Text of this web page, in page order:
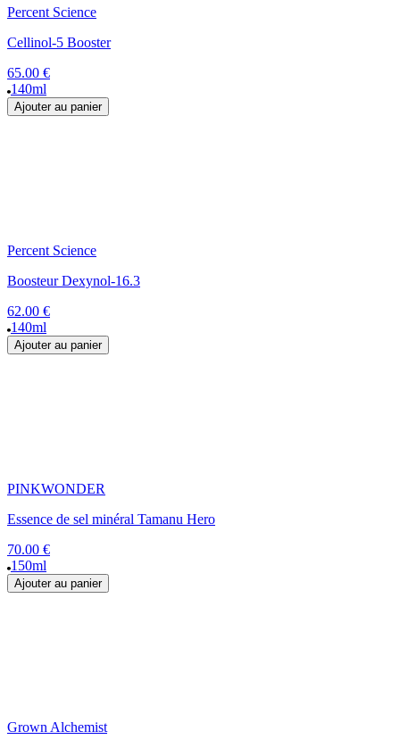
Percent Science
Cellinol-5 Booster
65.00 €
140ml
Ajouter au panier
Percent Science
Boosteur Dexynol-16.3
62.00 €
140ml
Ajouter au panier
PINKWONDER
Essence de sel minéral Tamanu Hero
70.00 €
150ml
Ajouter au panier
Grown Alchemist